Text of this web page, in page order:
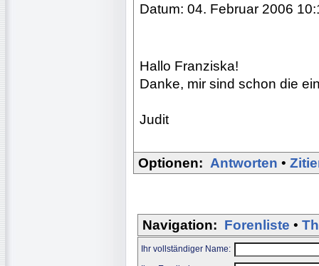
Datum: 04. Februar 2006
Hallo Franziska!
Danke, mir sind schon die
Judit
Optionen: Antworten •
Navigation: Forenliste •
Ihr vollständiger Name: